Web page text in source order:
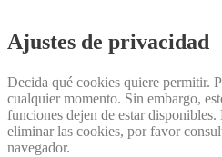
Ajustes de privacidad
Decida qué cookies quiere permitir.
cualquier momento. Sin embargo,
funciones dejen de estar
eliminar las cookies, por favor
navegador.